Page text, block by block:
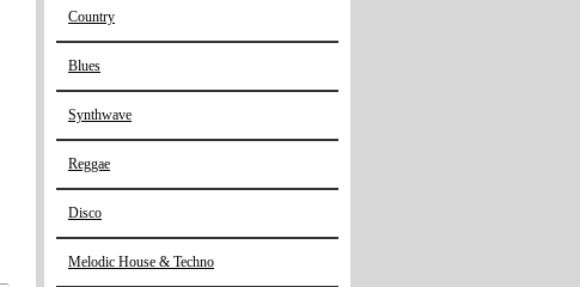
Country
Blues
Synthwave
Reggae
Disco
Melodic House & Techno